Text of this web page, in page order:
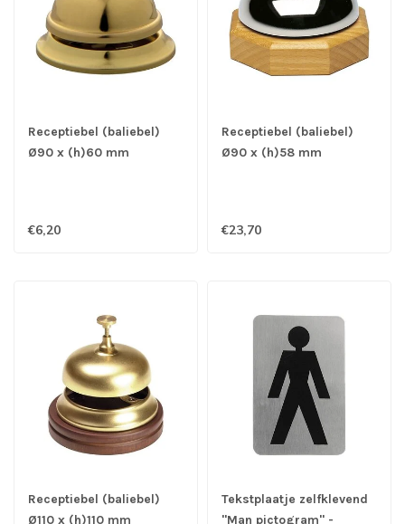
Receptiebel (baliebel)
Ø90 x (h)60 mm
€6,20
Receptiebel (baliebel)
Ø90 x (h)58 mm
€23,70
Receptiebel (baliebel)
Ø110 x (h)110 mm
Tekstplaatje zelfklevend
"Man pictogram" -